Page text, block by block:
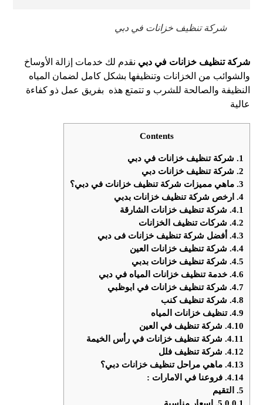
شركة تنظيف خزانات في دبي
شركة تنظيف خزانات في دبي نقدم لك خدمات إزالة الأوساخ
والشوائب من الخزانات وتنظيفها بشكل كامل لضمان المياه
النظيفة والصالحة للشرب و تتمتع هذه بفريق عمل ذو كفاءة
عالية
Contents
1. شركة تنظيف خزانات في دبي
2. شركة تنظيف خزانات دبي
3. ماهي مميزات شركة تنظيف خزانات في دبي؟
4.
ارخص شركة تنظيف خزانات بدبي
4.1. شركة تنظيف خزانات الشارقة
4.2. شركات تنظيف الخزانات
4.3. أفضل شركة تنظيف خزانات فى دبي
4.4. شركة تنظيف خزانات العين
4.5. شركة تنظيف خزانات بدبي
4.6. خدمة تنظيف خزانات المياه في دبي
4.7. شركة تنظيف خزانات في ابوظبي
4.8. شركة تنظيف كنب
4.9. تنظيف خزانات المياه
4.10. شركة تنظيف في العين
4.11. شركة تنظيف خزانات في رأس الخيمة
4.12. شركة تنظيف فلل
4.13. ماهي مراحل تنظيف خزانات دبي؟
4.14. فروعنا في الامارات :
5.
التقيم
5.0.0.1.
اسعار مناسبة